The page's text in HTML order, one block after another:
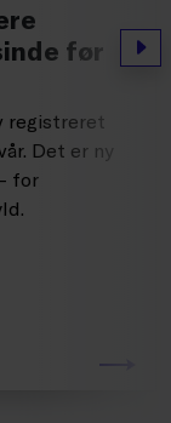
før
registreret
Det er ny
for